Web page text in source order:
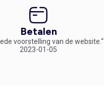
Betalen
voorstelling van de website.“
2023-01-05